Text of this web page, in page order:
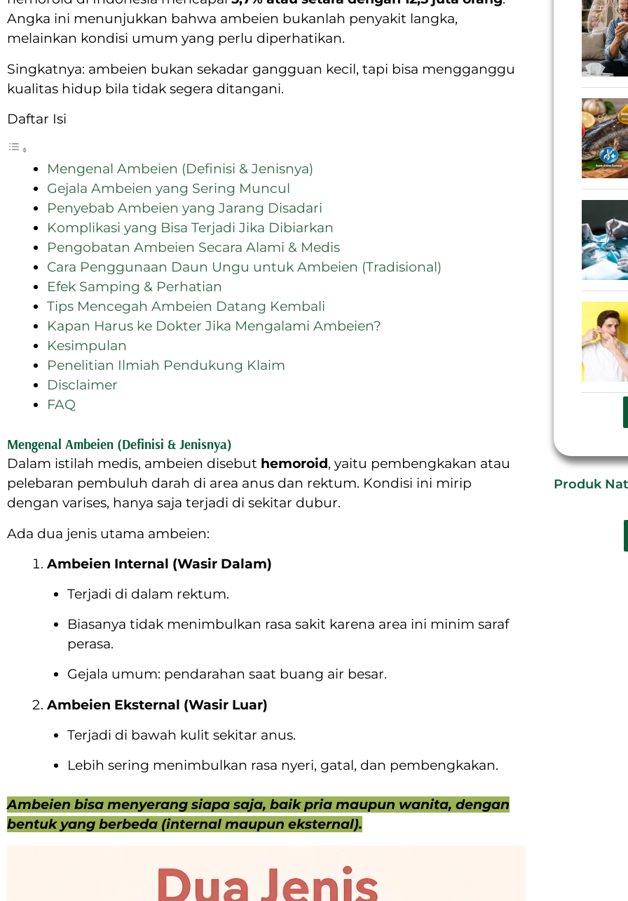
Angka ini menunjukkan bahwa ambeien bukanlah penyakit langka,
melainkan kondisi umum yang perlu diperhatikan.
Singkatnya: ambeien bukan sekadar gangguan kecil, tapi bisa mengganggu
kualitas hidup bila tidak segera ditangani.
Daftar Isi
Mengenal Ambeien (Definisi & Jenisnya)
Gejala Ambeien yang Sering Muncul
Penyebab Ambeien yang Jarang Disadari
Komplikasi yang Bisa Terjadi Jika Dibiarkan
Pengobatan Ambeien Secara Alami & Medis
Cara Penggunaan Daun Ungu untuk Ambeien (Tradisional)
Efek Samping & Perhatian
Tips Mencegah Ambeien Datang Kembali
Kapan Harus ke Dokter Jika Mengalami Ambeien?
Kesimpulan
Penelitian Ilmiah Pendukung Klaim
Disclaimer
FAQ
Mengenal Ambeien (Definisi & Jenisnya)
Dalam istilah medis, ambeien disebut hemoroid, yaitu pembengkakan atau
pelebaran pembuluh darah di area anus dan rektum. Kondisi ini mirip
dengan varises, hanya saja terjadi di sekitar dubur.
Ada dua jenis utama ambeien:
Ambeien Internal (Wasir Dalam)
Terjadi di dalam rektum.
Biasanya tidak menimbulkan rasa sakit karena area ini minim saraf
perasa.
Gejala umum: pendarahan saat buang air besar.
Ambeien Eksternal (Wasir Luar)
Terjadi di bawah kulit sekitar anus.
Lebih sering menimbulkan rasa nyeri, gatal, dan pembengkakan.
Ambeien bisa menyerang siapa saja, baik pria maupun wanita, dengan
bentuk yang berbeda (internal maupun eksternal).
Produk